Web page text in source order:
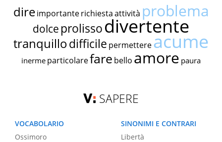
dire importante richiestaattività problema
dolce prolissodivertente
tranquillodifficile permettereacume
inerme particolarefare bello amore paura
SAPERE
VOCABOLARIO
Ossimoro
SINONIMI E CONTRARI
Libertà